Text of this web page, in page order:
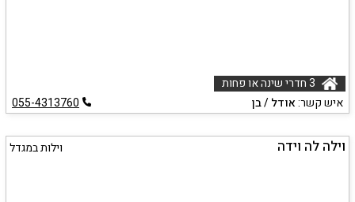
איש קשר:אודל / בן 055-4313760
וילה לה וידה וילות במגדל